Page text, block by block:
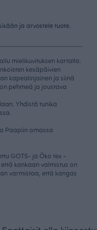
ja arvostele tuote.
mielikuvituksen kartalla.
kesäpäivien
kapealinjainen ja siinä
pehmeä ja joustava
Yhdistä tunika
Paapiin omassa
GOTS- ja Öko tex -
kankaan valmistus on
varmistaa, että kangas